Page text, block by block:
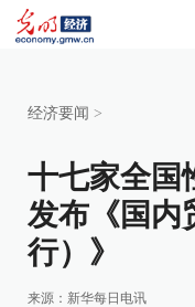
经济要闻 >
十七家全国
发布《国内
行）》
来源： 新华每日电讯